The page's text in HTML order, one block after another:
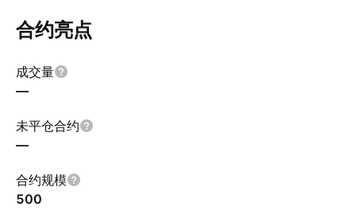
合约亮点
成交量
—
未平仓合约
—
合约规模
500